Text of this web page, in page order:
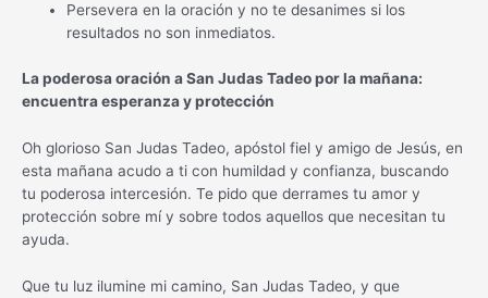
Persevera en la oración y no te desanimes si los
resultados no son inmediatos.
La poderosa oración a San Judas Tadeo por la mañana:
encuentra esperanza y protección
Oh glorioso San Judas Tadeo, apóstol fiel y amigo de Jesús, en
esta mañana acudo a ti con humildad y confianza, buscando
tu poderosa intercesión. Te pido que derrames tu amor y
protección sobre mí y sobre todos aquellos que necesitan tu
ayuda.
Que tu luz ilumine mi camino, San Judas Tadeo, y que